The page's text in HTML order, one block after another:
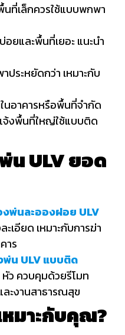
นที่เล็กควรใช้แบบพกพา
ยและพื้นที่เยอะ แนะนำ
ประหยัดกว่า เหมาะกับ
นอาคารหรือพื้นที่จำกัด
จ้งพื้นที่ใหญ่ใช้แบบติด
น ULV ยอด
งพ่นละอองฝอย ULV
เอียด เหมาะกับการฆ่า
าร
พ่น ULV แบบติด
ว ควบคุมด้วยรีโมท
ะงานสาธารณสุข
หมาะกับคุณ?